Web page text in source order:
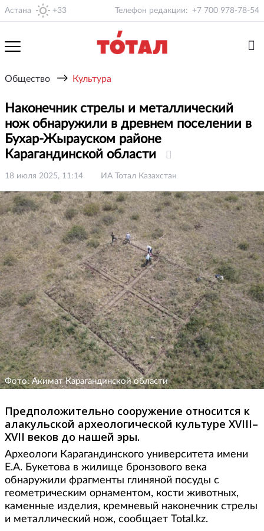
Астана +33 Телефон редакции: +7 700 978-78-54
Общество → Культура
Наконечник стрелы и металлический
нож обнаружили в древнем поселении в
Бухар-Жырауском районе
Карагандинской области
18 июля 2025, 11:14 ИА Тотал Казахстан
Фото: Акимат Карагандинской области
Предположительно сооружение относится к
алакульской археологической культуре XVIII–
XVII веков до нашей эры.
Археологи Карагандинского университета имени
Е.А. Букетова в жилище бронзового века
обнаружили фрагменты глиняной посуды с
геометрическим орнаментом, кости животных,
каменные изделия, кремневый наконечник стрелы
и металлический нож, сообщает Total.kz.